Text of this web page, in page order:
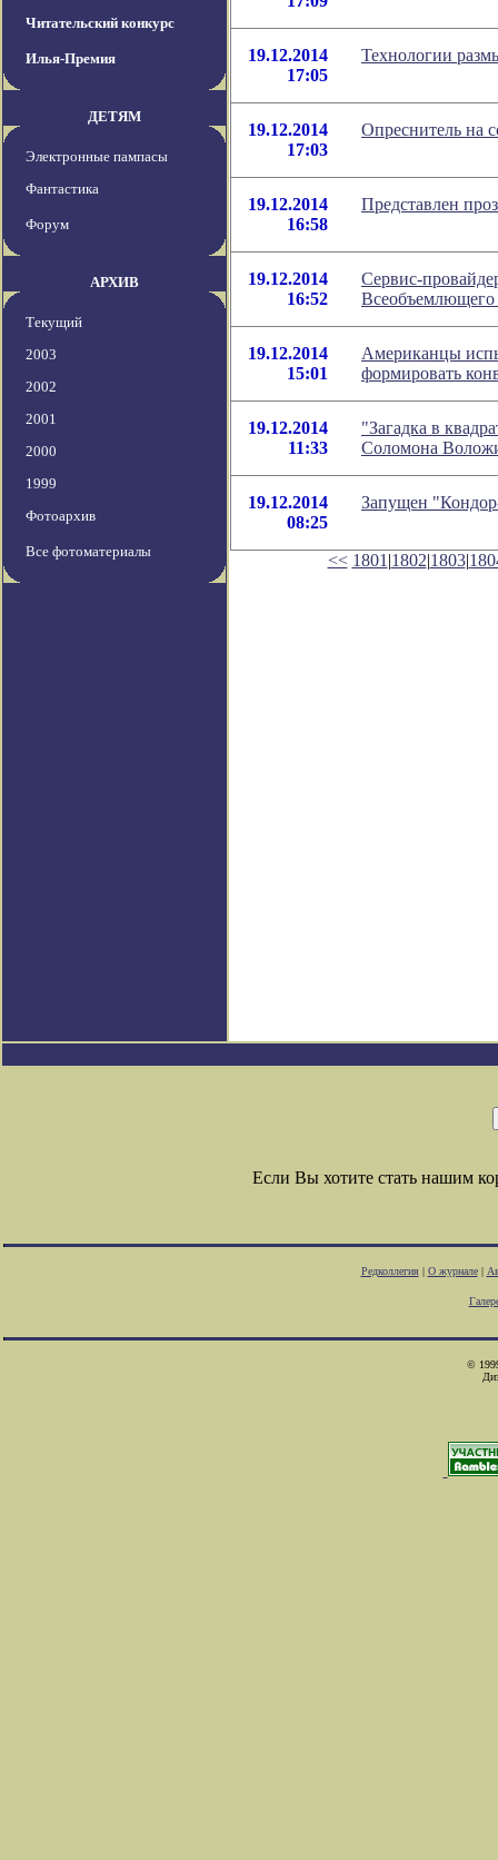
Читательский конкурс
Илья-Премия
ДЕТЯМ
Электронные пампасы
Фантастика
Форум
АРХИВ
Текущий
2003
2002
2001
2000
1999
Фотоархив
Все фотоматериалы
19.12.2014
17:05
Технологии
19.12.2014
17:03
Опреснитель на
19.12.2014
16:58
Представлен
19.12.2014
16:52
Сервис-
Всеобъемлющего
19.12.2014
15:01
Американцы
формировать
19.12.2014
11:33
"Загадка в
Соломона
19.12.2014
08:25
Запущен
<< 1801 |1802|1803|
Если Вы хотите стать нашим
Редколлегия| О журнале|
©